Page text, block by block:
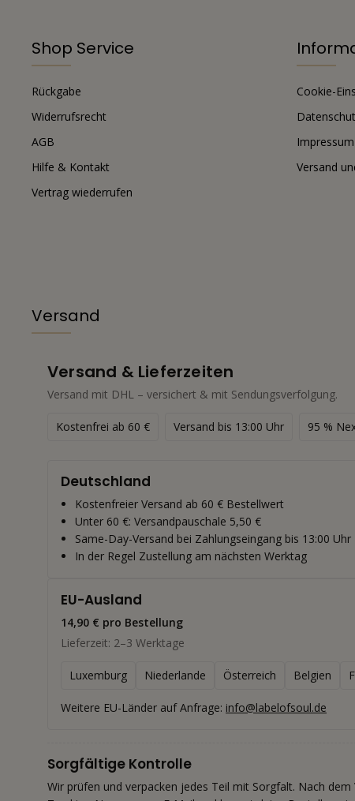
Versand
Versand & Lieferzeiten
Versand mit DHL – versichert & mit Sendungsverfolgung.
Kostenfrei ab 60 € Versand bis 13:00 Uhr 95 %
Deutschland
Kostenfreier Versand ab 60 € Bestellwert
Unter 60 €: Versandpauschale 5,50 €
Same-Day-Versand bei Zahlungseingang bis 13:00 Uhr
In der Regel Zustellung am nächsten Werktag
EU-Ausland
14,90 € pro Bestellung
Lieferzeit: 2–3 Werktage
Luxemburg Niederlande Österreich Belgien
Weitere EU-Länder auf Anfrage: info@labelofsoul.de
Sorgfältige Kontrolle
Wir prüfen und verpacken jedes Teil mit Sorgfalt. Nach dem
Shop Service
Rückgabe
Widerrufsrecht
AGB
Hilfe & Kontakt
Vertrag wiederrufen
Cookie-
Impressum
Versand